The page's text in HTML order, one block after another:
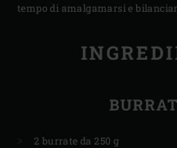
tempo di amalgamarsi e
2 burrate da 250 g